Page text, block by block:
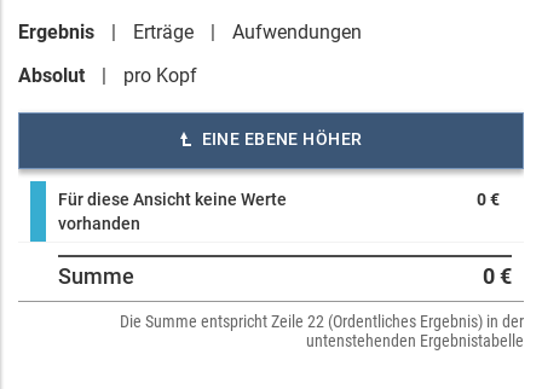
Ergebnis Erträge
Aufwendungen
Absolut
pro Kopf
EINE EBENE HÖHER
Für diese Ansicht keine Werte
vorhanden
0 €
Summe 0 €
Die Summe entspricht Zeile 22 (Ordentliches Ergebnis) in der
untenstehenden Ergebnistabelle